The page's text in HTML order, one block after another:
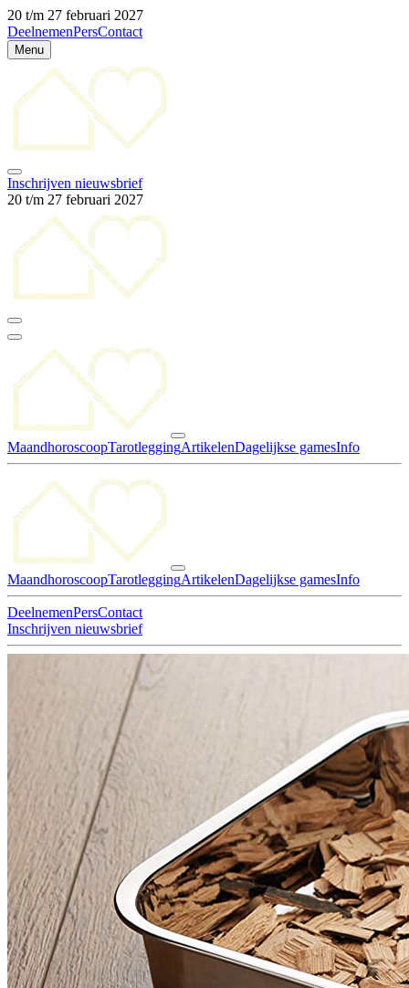
20 t/m 27 februari 2027
DeelnemenPersContact
Menu
Inschrijven nieuwsbrief
20 t/m 27 februari 2027
MaandhoroscoopTarotleggingArtikelenDagelijkse gamesInfo
MaandhoroscoopTarotleggingArtikelenDagelijkse gamesInfo
DeelnemenPersContact
Inschrijven nieuwsbrief